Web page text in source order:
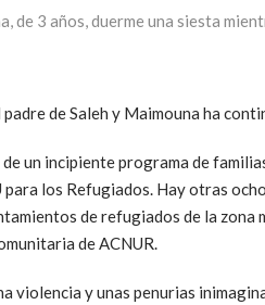
de 3 años, duerme una siesta
de Saleh y Maimouna ha
un incipiente programa de
para los Refugiados. Hay otras
de refugiados de la zona
de ACNUR.
violencia y unas penurias